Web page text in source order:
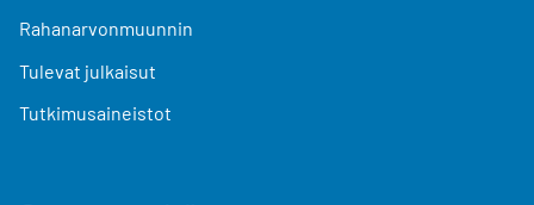
Rahanarvonmuunnin
Tulevat julkaisut
Tutkimusaineistot